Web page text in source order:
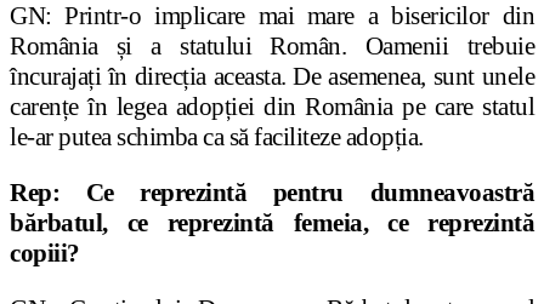
GN: Printr-o implicare mai mare a bisericilor din
România și a statului Român. Oamenii trebuie
încurajați în direcția aceasta. De asemenea, sunt unele
carențe în legea adopției din România pe care statul
le-ar putea schimba ca să faciliteze adopția.
Rep: Ce reprezintă pentru dumneavoastră
bărbatul, ce reprezintă femeia, ce reprezintă
copiii?